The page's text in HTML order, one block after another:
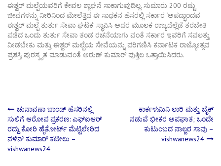
ಈಶ್ವರ್ ಮಲ್ಪೆಯವರಿಗೆ ಕೇವಲ ಶ್ಲಾಘನೆ ಸಾಕಾಗುವುದಿಲ್ಲ. ಸುಮಾರು 200 ರಷ್ಟು
ಜೀವಗಳನ್ನು ನೀರಿನಿಂದ ಮೇಲೆತ್ತಿದ ಈ ಸಾಧಕನ ಹೆಸರಲ್ಲಿ ಸರ್ಕಾರ ‘ಅಪದ್ಭಾಂದವ
ಈಶ್ವರ್ ಮಲ್ಪೆ ತುರ್ತು ಸೇವಾ ಘಟಕ’ ಸ್ಥಾಪಿಸಿ ಅದರ ಮೂಲಕ ರಾಜ್ಯದೆಲ್ಲೆಡೆ ತರಬೇತಿ
ಪಡೆದ ಒಂದು ತುರ್ತು ಸೇವಾ ತಂಡ ರಚನೆಯಾಗು ವಂತೆ ಸರ್ಕಾರ ಇವರಿಗೆ ಸವಲತ್ತು
ನೀಡಬೇಕು ಮತ್ತು ಈಶ್ವರ್ ಮಲ್ಪೆಯ ಸೇವೆಯನ್ನು ಪರಿಗಣಿಸಿ ಕರ್ನಾಟಕ ರಾಜ್ಯೋತ್ಸವ
ಪ್ರಶಸ್ತಿ ಪುರಸ್ಕೃತ ಮಾಡುವಂತೆ ಅರುಣ್ ಕುಮಾರ್ ಪುತ್ತಿಲ ಒತ್ತಾಯಿಸಿದರು.
Post
navigation
ಚುನಾವಣಾ ಬಾಂಡ್ ಹೆಸರಿನಲ್ಲಿ
ಸುಲಿಗೆ ಆರೋಪ ಪ್ರಕರಣ: ಎಫ್ಐಆರ್
ರದ್ದು ಕೋರಿ ಹೈಕೋರ್ಟ್ ಮೆಟ್ಟಿಲೇರಿದ
ನಳಿನ್ ಕುಮಾರ್ ಕಟೀಲು –
vishwanews24
ಕಾರ್ಕಳ:ಮಿನಿ ಲಾರಿ ಮತ್ತು ಬೈಕ್
ನಡುವೆ ಭೀಕರ ಅಪಘಾತ; ಒಂದೇ
ಕುಟುಂಬದ ನಾಲ್ವರ ಸಾವು –
vishwanews24